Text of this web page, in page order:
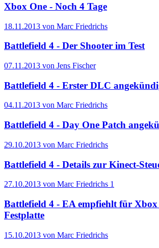
Xbox One - Noch 4 Tage
18.11.2013 von Marc Friedrichs
Battlefield 4 - Der Shooter im Test
07.11.2013 von Jens Fischer
Battlefield 4 - Erster DLC
04.11.2013 von Marc Friedrichs
Battlefield 4 - Day One Patch
29.10.2013 von Marc Friedrichs
Battlefield 4 - Details zur Kinect-
27.10.2013 von Marc Friedrichs 1
Battlefield 4 - EA empfiehlt für Xbox
Festplatte
15.10.2013 von Marc Friedrichs